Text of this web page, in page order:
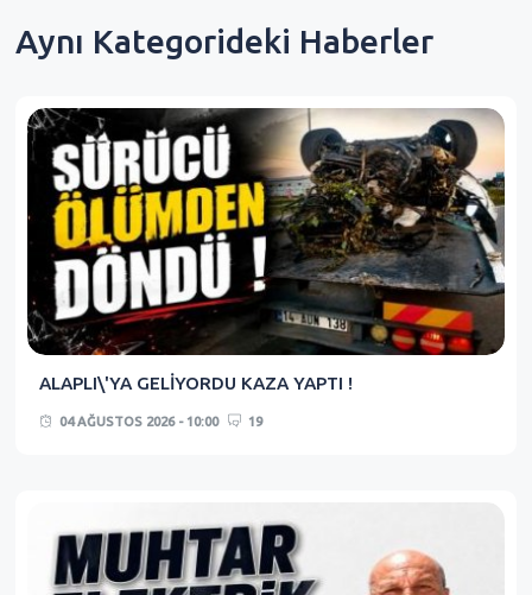
Aynı Kategorideki Haberler
ALAPLI\'YA GELİYORDU KAZA YAPTI !
04 AĞUSTOS 2026 - 10:00 19